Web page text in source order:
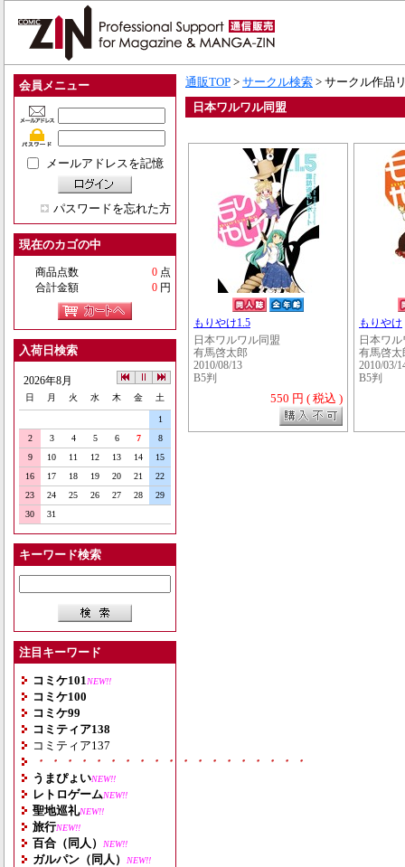
会員メニュー
メールアドレスを記憶
パスワードを忘れた方
現在のカゴの中
商品点数 0 点
合計金額
0 円
入荷日検索
2026年8月
日 月 火 水 木 金 土
1
2
3 4 5 6 7
8
9
10 11 12 13 14
15
16
17 18 19 20 21
22
23
24 25 26 27 28
29
30
31
キーワード検索
注目キーワード
コミケ101 NEW!!
コミケ100
コミケ99
コミティア138
コミティア137
・・・・・・・・・・・・・・・・・・・
うまぴょいNEW!!
レトロゲームNEW!!
聖地巡礼NEW!!
旅行NEW!!
百合（同人） NEW!!
ガルパン（同人） NEW!!
通販TOP > サークル検索 > サークル作品
日本ワルワル同盟
もりやけ1.5
日本ワルワル同盟
有馬啓太郎
2010/08/13
B5判
550 円 ( 税込 )
もりやけ
日本ワ
有馬啓太
2010/03/
B5判